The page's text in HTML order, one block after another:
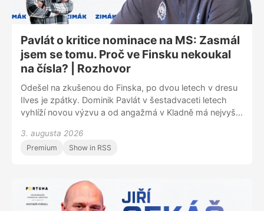
minut najdete na www.zimakpodcast.cz
Pavlát o kritice nominace na MS: Zasmál
jsem se tomu. Proč ve Finsku nekoukal
na čísla? | Rozhovor
Odešel na zkušenou do Finska, po dvou letech v dresu
Ilves je zpátky. Dominik Pavlát v šestadvaceti letech
vyhlíží novou výzvu a od angažmá v Kladně má nejvyšší
zní možná divně, musím se vrátit zpátky do Česka.
Úroveň tady bude obrovská,“ popsal důvody, proč se
měla dostat do nominace na mistrovství světa.
3. augusta 2026
Premium Show in RSS